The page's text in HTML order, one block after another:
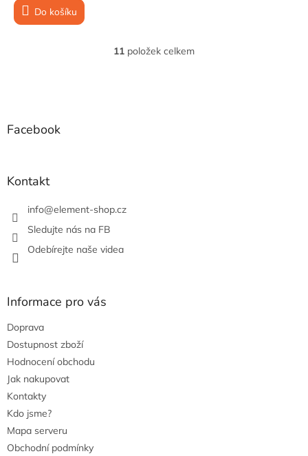
Do košíku
O
11 položek celkem
Facebook
Kontakt
info@element-shop.cz
Sledujte nás na FB
Odebírejte naše videa
Informace pro vás
Doprava
Dostupnost zboží
Hodnocení obchodu
Jak nakupovat
Kontakty
Kdo jsme?
Mapa serveru
Obchodní podmínky